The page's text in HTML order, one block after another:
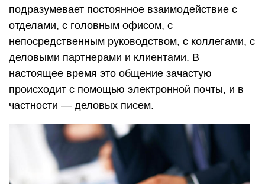
подразумевает постоянное взаимодействие с
отделами, с головным офисом, с
непосредственным руководством, с коллегами, с
деловыми партнерами и клиентами. В
настоящее время это общение зачастую
происходит с помощью электронной почты, и в
частности — деловых писем.